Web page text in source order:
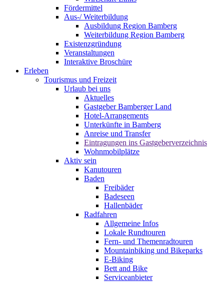
Fördermittel
Aus-/ Weiterbildung
Ausbildung Region Bamberg
Weiterbildung Region Bamberg
Existenzgründung
Veranstaltungen
Interaktive Broschüre
Erleben
Tourismus und Freizeit
Urlaub bei uns
Aktuelles
Gastgeber Bamberger Land
Hotel-Arrangements
Unterkünfte in Bamberg
Anreise und Transfer
Eintragungen ins Gastgeberverzeichnis
Wohnmobilplätze
Aktiv sein
Kanutouren
Baden
Freibäder
Badeseen
Hallenbäder
Radfahren
Allgemeine Infos
Lokale Rundtouren
Fern- und Themenradtouren
Mountainbiking und Bikeparks
E-Biking
Bett and Bike
Serviceanbieter